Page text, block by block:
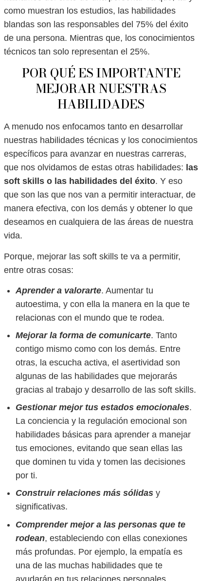
como muestran los estudios, las habilidades
blandas son las responsables del 75% del éxito
de una persona. Mientras que, los conocimientos
técnicos tan solo representan el 25%.
POR QUÉ ES IMPORTANTE
MEJORAR NUESTRAS
HABILIDADES
A menudo nos enfocamos tanto en desarrollar
nuestras habilidades técnicas y los conocimientos
específicos para avanzar en nuestras carreras,
que nos olvidamos de estas otras habilidades: las
soft skills o las habilidades del éxito. Y eso
que son las que nos van a permitir interactuar, de
manera efectiva, con los demás y obtener lo que
deseamos en cualquiera de las áreas de nuestra
vida.
Porque, mejorar las soft skills te va a permitir,
entre otras cosas:
Aprender a valorarte. Aumentar tu
autoestima, y con ella la manera en la que te
relacionas con el mundo que te rodea.
Mejorar la forma de comunicarte. Tanto
contigo mismo como con los demás. Entre
otras, la escucha activa, el asertividad son
algunas de las habilidades que mejorarás
gracias al trabajo y desarrollo de las soft skills.
Gestionar mejor tus estados emocionales.
La conciencia y la regulación emocional son
habilidades básicas para aprender a manejar
tus emociones, evitando que sean ellas las
que dominen tu vida y tomen las decisiones
por ti.
Construir relaciones más sólidas y
significativas.
Comprender mejor a las personas que te
rodean, estableciendo con ellas conexiones
más profundas. Por ejemplo, la empatía es
una de las muchas habilidades que te
ayudarán en tus relaciones personales.